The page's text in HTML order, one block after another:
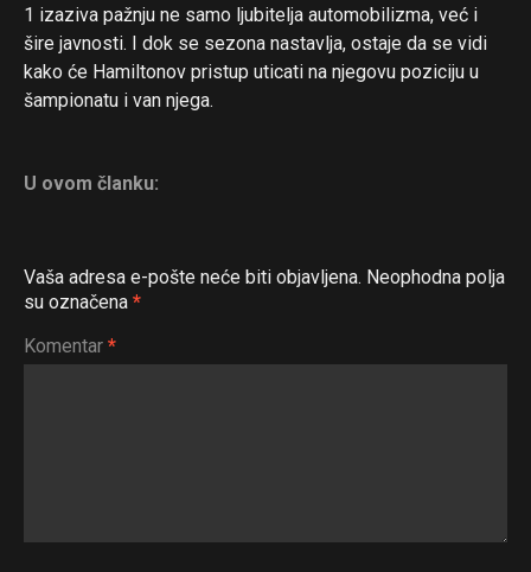
1 izaziva pažnju ne samo ljubitelja automobilizma, već i
šire javnosti. I dok se sezona nastavlja, ostaje da se vidi
kako će Hamiltonov pristup uticati na njegovu poziciju u
šampionatu i van njega.
U ovom članku:
Vaša adresa e-pošte neće biti objavljena. Neophodna polja
su označena *
Komentar *